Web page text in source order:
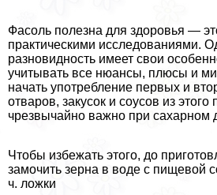
Фасоль полезна для здоровья —
пpaктическими исследованиями.
разновидность имеет свои
учитывать все нюансы, плюсы и
начать употрeбление первых и
отваров, закусок и соусов из этого
чрезвычайно важно при сахарном
Чтобы избежать этого, до
замочить зерна в воде с пищевой
ч. ложки